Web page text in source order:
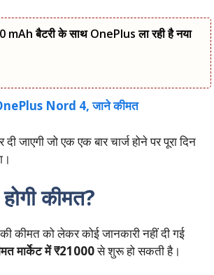
बैटरी के साथ OnePlus ला रही है नया
Nord 4, जाने कीमत
जाएगी जो एक एक बार चार्ज होने पर पूरा दिन
कीमत?
कीमत को लेकर कोई जानकारी नहीं दी गई
मार्केट में ₹21000से शुरू हो सकती है।